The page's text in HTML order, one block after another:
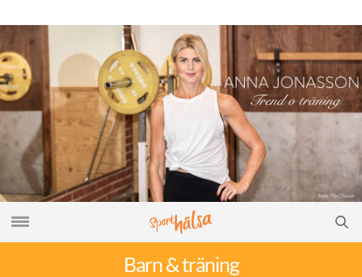
Barn & träning